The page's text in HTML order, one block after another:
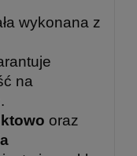
wykonana z
na
oraz